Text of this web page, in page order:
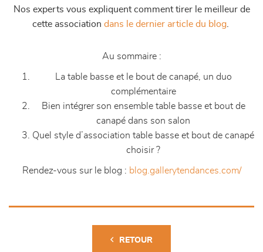
Nos experts vous expliquent comment tirer le meilleur de
cette association dans le dernier article du blog.
Au sommaire :
La table basse et le bout de canapé, un duo
complémentaire
Bien intégrer son ensemble table basse et bout de
canapé dans son salon
Quel style d’association table basse et bout de canapé
choisir ?
Rendez-vous sur le blog : blog.gallerytendances.com/
RETOUR